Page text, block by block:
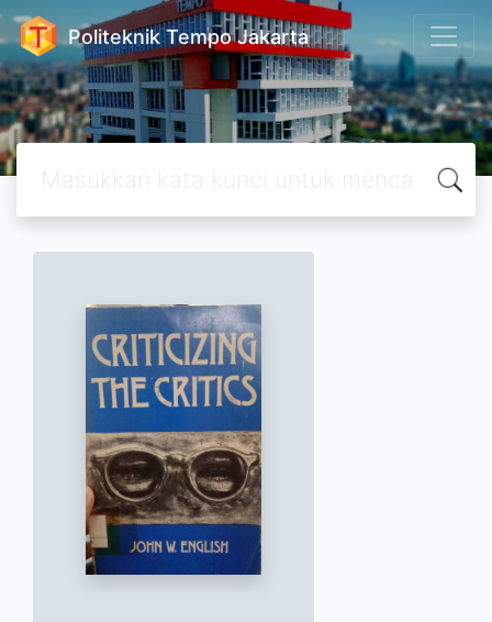
Politeknik Tempo Jakarta